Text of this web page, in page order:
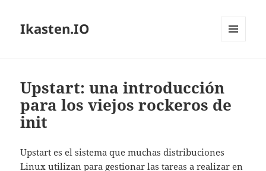
Ikasten.IO
Upstart: una introducción
para los viejos rockeros de
init
Upstart es el sistema que muchas distribuciones
Linux utilizan para gestionar las tareas a realizar en